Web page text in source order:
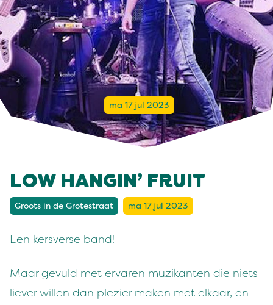
ma 17 jul 2023
LOW HANGIN’ FRUIT
Groots in de Grotestraat ma 17 jul 2023
Een kersverse band!
Maar gevuld met ervaren muzikanten die niets
liever willen dan plezier maken met elkaar, en